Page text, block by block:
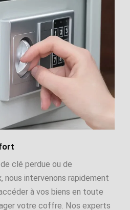
clé perdue ou de
nous intervenons rapidement
à vos biens en toute
votre coffre. Nos experts